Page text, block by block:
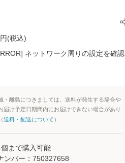
円(税込)
ネットワーク周りの設定を確認
・離島につきましては、送料が発生する場合や
届け予定日期間内にお届けできない場合があり
送料・配送について ）
個まで購入可能
ンバー： 750327658